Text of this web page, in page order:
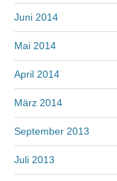
Juni 2014
Mai 2014
April 2014
März 2014
September 2013
Juli 2013